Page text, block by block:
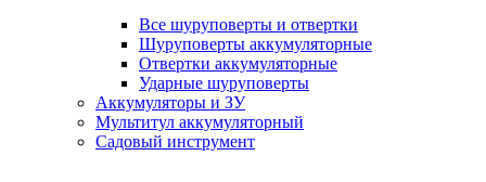
Все шуруповерты и отвертки
Шуруповерты аккумуляторные
Отвертки аккумуляторные
Ударные шуруповерты
Аккумуляторы и ЗУ
Мультитул аккумуляторный
Садовый инструмент